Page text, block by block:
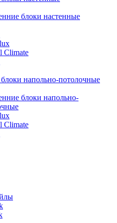
блоки настенные
Climate
напольно-потолочные
блоки напольно-
Climate